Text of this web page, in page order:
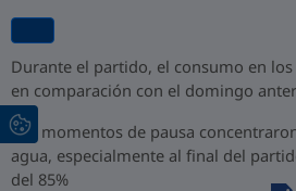
Durante el partido, el consumo en
en comparación con el domingo
Los momentos de pausa
agua, especialmente al final del
del 85%